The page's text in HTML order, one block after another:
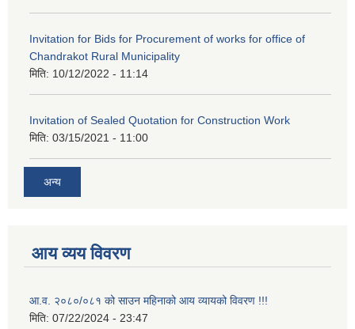
Invitation for Bids for Procurement of works for office of
Chandrakot Rural Municipality
मिति: 10/12/2022 - 11:14
Invitation of Sealed Quotation for Construction Work
मिति: 03/15/2021 - 11:00
अन्य
आय व्यय विवरण
आ.व. २०८०/०८१ को साउन महिनाको आय व्यायको विवरण !!!
मिति: 07/22/2024 - 23:47